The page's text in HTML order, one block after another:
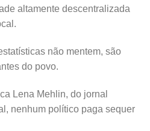
altamente descentralizada
não mentem, são
do povo.
Lena Mehlin, do jornal
nenhum político paga sequer